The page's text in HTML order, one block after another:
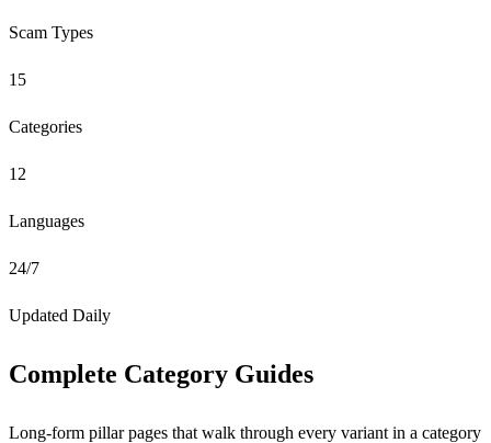
Scam Types
15
Categories
12
Languages
24/7
Updated Daily
Complete Category Guides
Long-form pillar pages that walk through every variant in a category